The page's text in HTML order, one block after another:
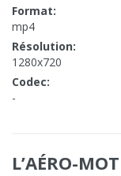
Format:
mp4
Résolution:
1280x720
Codec:
-
L’AÉRO-